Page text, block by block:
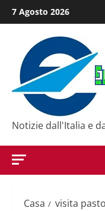
Salta
al
contenuto
7 Agosto 2026
Notizie dall'Italia e
Casa visita